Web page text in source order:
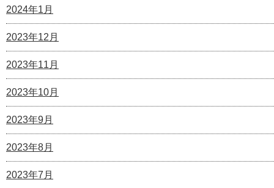
2024年1月
2023年12月
2023年11月
2023年10月
2023年9月
2023年8月
2023年7月